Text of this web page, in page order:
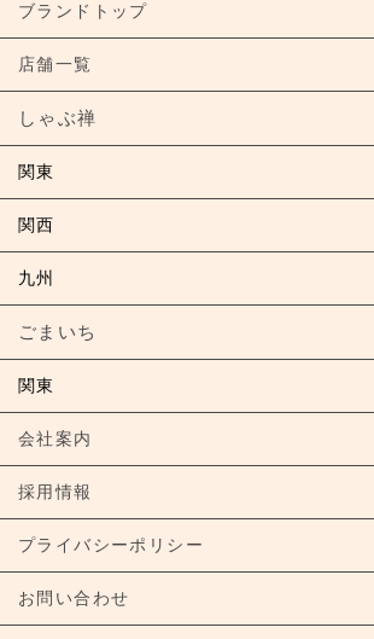
ブランドトップ
店舗一覧
しゃぶ禅
関東
関西
九州
ごまいち
関東
会社案内
採用情報
プライバシーポリシー
お問い合わせ